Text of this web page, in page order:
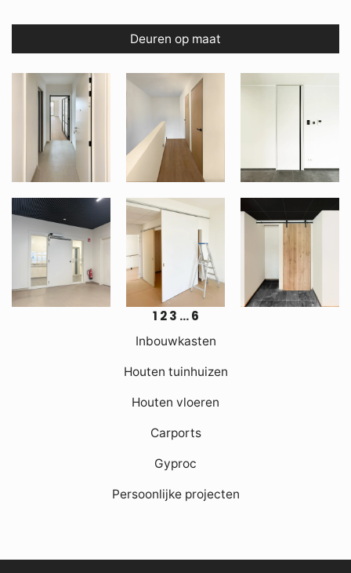
Deuren op maat
Inbouwkasten
Houten tuinhuizen
Houten vloeren
Carports
Gyproc
Persoonlijke projecten
1 2 3 … 6